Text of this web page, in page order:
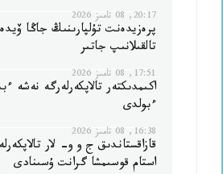
20:17, 08 تامىز 2026
پرەزيدەنت تۇلپارىنىڭ جاڭا
تالقىلانىپ جاتىر
17:51, 08 تامىز 2026
اكىمدىكتەر تالاپكەرلەرگە نەشە
ءبولدى
16:38, 08 تامىز 2026
استام قوسىمشا گرانت ۇسىنادى